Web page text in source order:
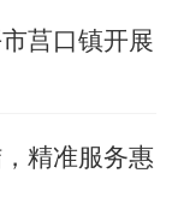
莒口镇开展
精准服务惠